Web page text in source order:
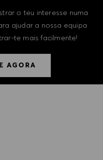
o teu interesse numa
ajudar a nossa equipa
te mais facilmente!
AGORA